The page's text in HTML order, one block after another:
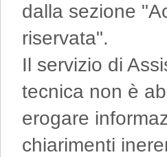
dalla sezione
riservata".
Il servizio di
tecnica non è
erogare
chiarimenti